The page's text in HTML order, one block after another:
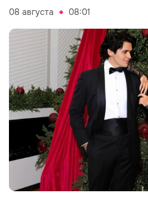
08 августа 08:01